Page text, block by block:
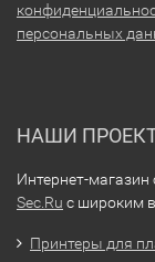
персональных
НАШИ
Интернет-магазин
Sec.Ru с широким
Принтеры для